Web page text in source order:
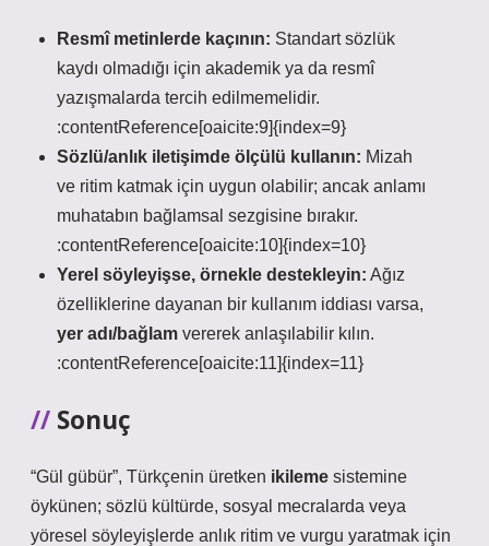
Resmî metinlerde kaçının: Standart sözlük
kaydı olmadığı için akademik ya da resmî
yazışmalarda tercih edilmemelidir.
:contentReference[oaicite:9]{index=9}
Sözlü/anlık iletişimde ölçülü kullanın: Mizah
ve ritim katmak için uygun olabilir; ancak anlamı
muhatabın bağlamsal sezgisine bırakır.
:contentReference[oaicite:10]{index=10}
Yerel söyleyişse, örnekle destekleyin: Ağız
özelliklerine dayanan bir kullanım iddiası varsa,
yer adı/bağlam vererek anlaşılabilir kılın.
:contentReference[oaicite:11]{index=11}
Sonuç
“Gül gübür”, Türkçenin üretken ikileme sistemine
öykünen; sözlü kültürde, sosyal mecralarda veya
yöresel söyleyişlerde anlık ritim ve vurgu yaratmak için